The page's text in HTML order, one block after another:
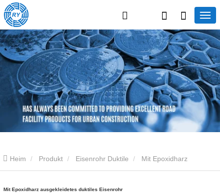
Heim Produkt Eisenrohr Duktile
Mit Epoxidharz ausgekleidetes duktiles Eisenrohr